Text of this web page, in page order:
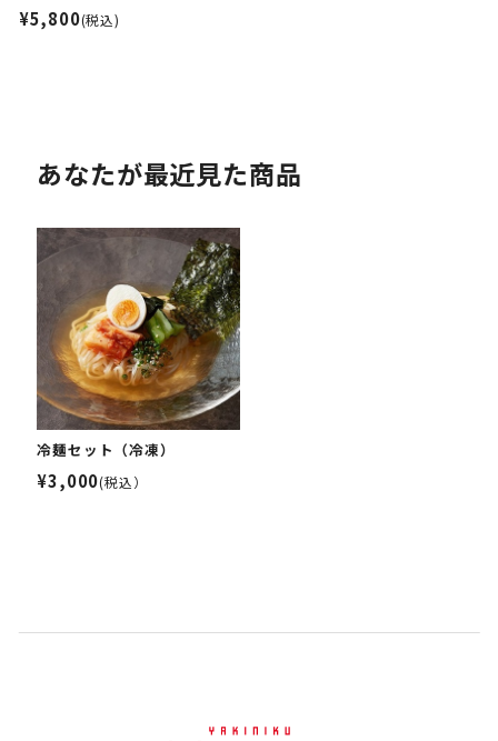
¥5,800(税込)
あなたが最近見た商品
冷麺セット（冷凍）
¥3,000(税込）